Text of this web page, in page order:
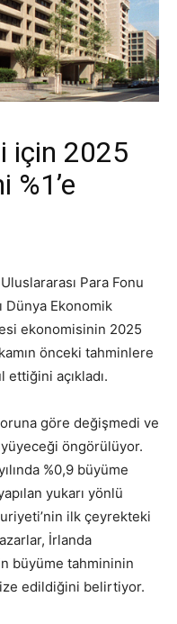
için 2025
Para Fonu
Dünya Ekonomik
ekonomisinin 2025
önceki tahminlere
ettiğini açıkladı.
göre değişmedi ve
öngörülüyor.
%0,9 büyüme
yukarı yönlü
ilk çeyrekteki
İrlanda
büyüme tahmininin
edildiğini belirtiyor.